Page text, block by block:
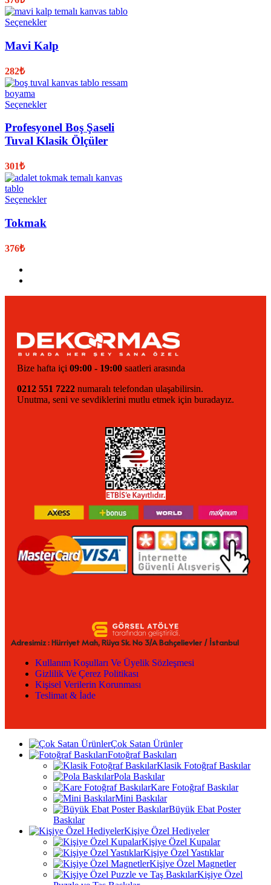
Seçenekler
Mavi Kalp
282₺
Seçenekler
Profesyonel Boş Şaseli
Tuval Klasik Ölçüler
301₺
Seçenekler
Tokmak
376₺
Bize hafta içi 09:00 - 19:00 saatleri arasında
0212 551 7222 numaralı telefondan ulaşabilirsin.
Unutma, seni ve sevdiklerini mutlu etmek için buradayız.
Adresimiz : Hürriyet Mah, Rüya Sk. No 3/A Bahçelievler / İstanbul
Kullanım Koşulları Ve Üyelik Sözleşmesi
Gizlilik Ve Çerez Politikası
Kişisel Verilerin Korunması
Teslimat & İade
Çok Satan Ürünler
Fotoğraf Baskıları
Klasik Fotoğraf Baskılar
Pola Baskılar
Kare Fotoğraf Baskılar
Mini Baskılar
Büyük Ebat Poster
Baskılar
Kişiye Özel Hediyeler
Kişiye Özel Kupalar
Kişiye Özel Yastıklar
Kişiye Özel Magnetler
Kişiye Özel